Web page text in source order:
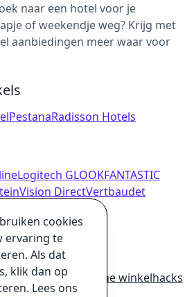
naar een hotel voor je
of weekendje weg? Krijg met
aanbiedingen meer waar voor
PestanaRadisson Hotels
Logitech GLOOKFANTASTIC
Vision DirectVertbaudet
Ultieme online winkelhacks
cookies
ervaring te
Als dat
klik dan op
Lees ons